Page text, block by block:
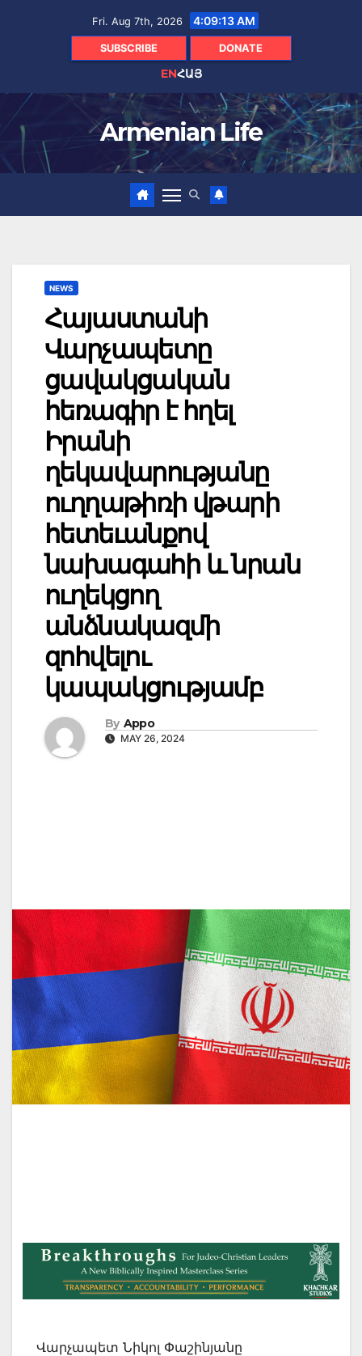
Fri. Aug 7th, 2026 4:09:13 AM
SUBSCRIBE DONATE
ENՀԱՅ
Armenian Life
NEWS
Հայաստանի
Վարչապետը
ցավակցական
հեռագիր է հղել
Իրանի
ղեկավարությանը
ուղղաթիռի վթարի
հետեւանքով
նախագահի և նրան
ուղեկցող
անձնակազմի
զոհվելու
կապակցությամբ
By Appo
MAY 26, 2024
Վարչապետ Նիկոլ Փաշինյանը